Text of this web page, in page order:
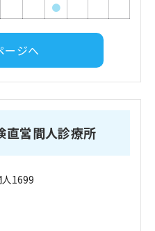
●
ージへ
直営間人診療所
1699